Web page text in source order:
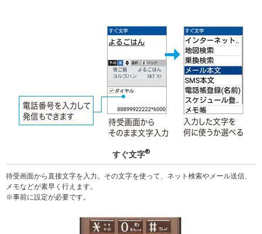
すぐ文字®
待受画面から直接文字を入力。その文字を使って、ネット検索やメール送信、
メモなどが素早く行えます。
事前に設定が必要です。